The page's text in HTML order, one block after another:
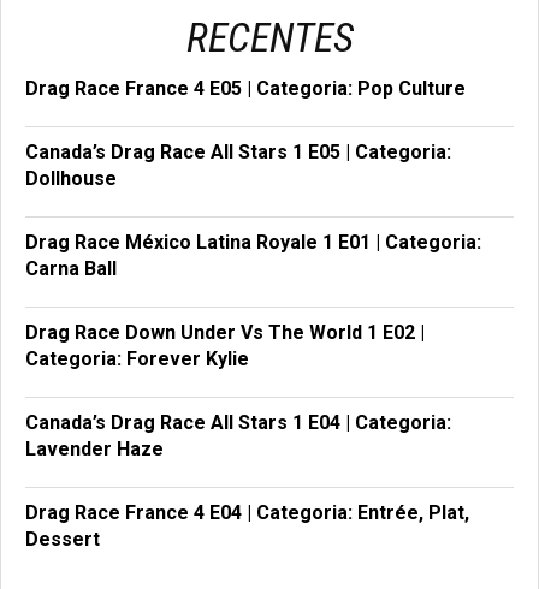
RECENTES
Drag Race France 4 E05 | Categoria: Pop Culture
Canada’s Drag Race All Stars 1 E05 | Categoria:
Dollhouse
Drag Race México Latina Royale 1 E01 | Categoria:
Carna Ball
Drag Race Down Under Vs The World 1 E02 |
Categoria: Forever Kylie
Canada’s Drag Race All Stars 1 E04 | Categoria:
Lavender Haze
Drag Race France 4 E04 | Categoria: Entrée, Plat,
Dessert